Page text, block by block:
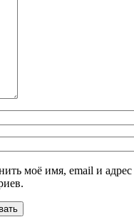
моё имя, email и